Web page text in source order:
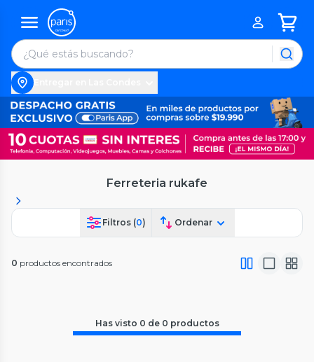
Ferreteria rukafe
Filtros (0) Ordenar
0 productos encontrados
Has visto 0 de 0 productos